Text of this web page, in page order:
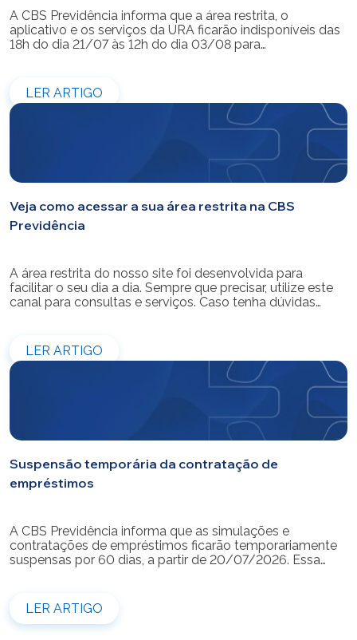
A CBS Previdência informa que a área restrita, o
aplicativo e os serviços da URA ficarão indisponíveis das
18h do dia 21/07 às 12h do dia 03/08 para
entre os dias 22/07 e 31/07. Reforçamos que as
simulações e contratações de empréstimos […]
LER ARTIGO
Veja como acessar a sua área restrita na CBS
Previdência
A área restrita do nosso site foi desenvolvida para
facilitar o seu dia a dia. Sempre que precisar, utilize este
canal para consultas e serviços. Caso tenha dúvidas
LER ARTIGO
Suspensão temporária da contratação de
empréstimos
A CBS Previdência informa que as simulações e
contratações de empréstimos ficarão temporariamente
suspensas por 60 dias, a partir de 20/07/2026. Essa
realizar novas simulações ou contratar empréstimos
pelos canais disponibilizados pela CBS Previdência.
Recomendamos que os participantes que […]
LER ARTIGO